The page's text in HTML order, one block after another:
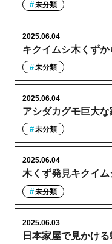
未分類
キクイムシ木くず
2025.06.04
未分類
アシダカグモ巨大
2025.06.04
未分類
木くず発見キクイ
2025.06.04
未分類
日本家屋で見かけ
2025.06.03